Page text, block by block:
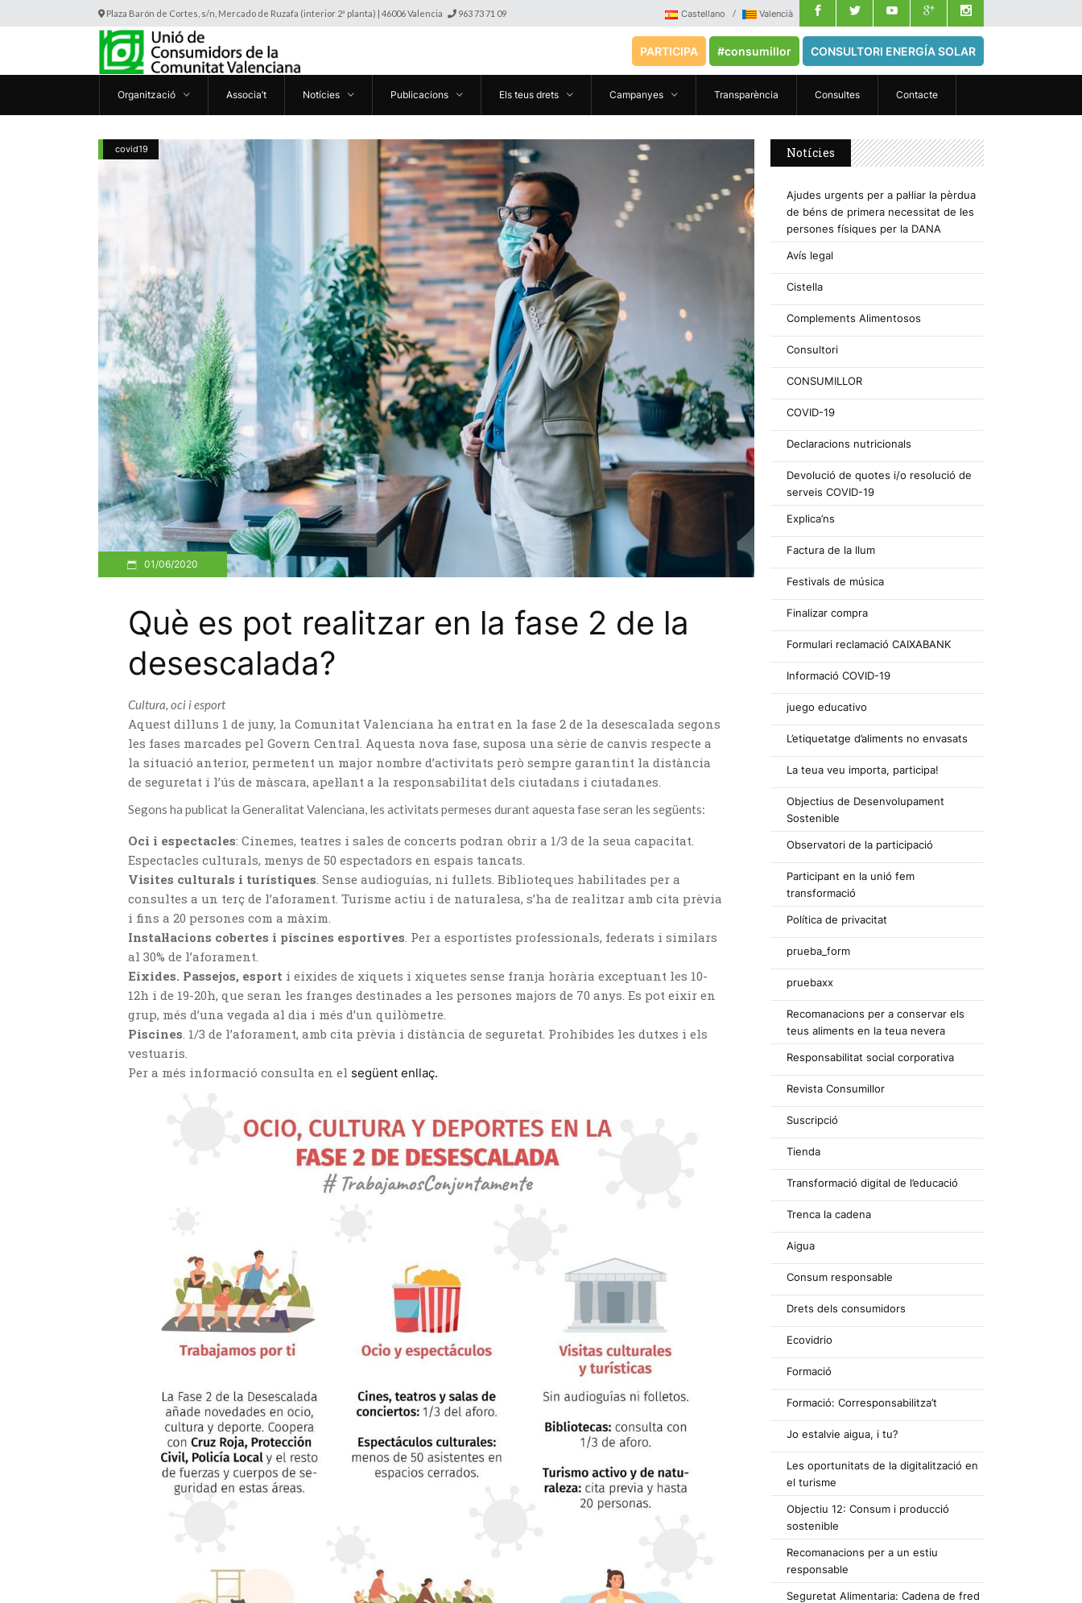
Plaza Barón de Cortes, s/n, Mercado de Ruzafa (interior 2ª planta) | 46006 Valencia 963 73 71 09 Castellano Valencià
PARTICIPA #consumillor CONSULTORI ENERGÍA SOLAR
Organització Associa’t Notícies Publicacions Els teus drets Campanyes Transparència Consultes Contacte
covid19
01/06/2020
Què es pot realitzar en la fase 2 de la
desescalada?
Cultura, oci i esport
Aquest dilluns 1 de juny, la Comunitat Valenciana ha entrat en la fase 2 de la desescalada segons
les fases marcades pel Govern Central. Aquesta nova fase, suposa una sèrie de canvis respecte a
la situació anterior, permetent un major nombre d’activitats però sempre garantint la distància
de seguretat i l’ús de màscara, apel·lant a la responsabilitat dels ciutadans i ciutadanes.
Segons ha publicat la Generalitat Valenciana, les activitats permeses durant aquesta fase seran les següents:
Oci i espectacles: Cinemes, teatres i sales de concerts podran obrir a 1/3 de la seua capacitat.
Espectacles culturals, menys de 50 espectadors en espais tancats.
Visites culturals i turístiques . Sense audioguías, ni fullets. Biblioteques habilitades per a
consultes a un terç de l’aforament. Turisme actiu i de naturalesa, s’ha de realitzar amb cita prèvia
i fins a 20 persones com a màxim.
Instal·lacions cobertes i piscines esportives . Per a esportistes professionals, federats i similars
al 30% de l’aforament.
Eixides. Passejos, esport i eixides de xiquets i xiquetes sense franja horària exceptuant les 10-
12h i de 19-20h, que seran les franges destinades a les persones majors de 70 anys. Es pot eixir en
grup, més d’una vegada al dia i més d’un quilòmetre.
Piscines . 1/3 de l’aforament, amb cita prèvia i distància de seguretat. Prohibides les dutxes i els
vestuaris.
Per a més informació consulta en el següent enllaç.
Notícies
Ajudes urgents per a pal·liar la pèrdua
de béns de primera necessitat de les
persones físiques per la DANA
Avís legal
Cistella
Complements Alimentosos
Consultori
CONSUMILLOR
COVID-19
Declaracions nutricionals
Devolució de quotes i/o resolució de
serveis COVID-19
Explica’ns
Factura de la llum
Festivals de música
Finalizar compra
Formulari reclamació CAIXABANK
Informació COVID-19
juego educativo
L’etiquetatge d’aliments no envasats
La teua veu importa, participa!
Objectius de Desenvolupament
Sostenible
Observatori de la participació
Participant en la unió fem
transformació
Política de privacitat
prueba_form
pruebaxx
Recomanacions per a conservar els
teus aliments en la teua nevera
Responsabilitat social corporativa
Revista Consumillor
Suscripció
Tienda
Transformació digital de l’educació
Trenca la cadena
Aigua
Consum responsable
Drets dels consumidors
Ecovidrio
Formació
Formació: Corresponsabilitza’t
Jo estalvie aigua, i tu?
Les oportunitats de la digitalització en
el turisme
Objectiu 12: Consum i producció
sostenible
Recomanacions per a un estiu
responsable
Seguretat Alimentaria: Cadena de fred